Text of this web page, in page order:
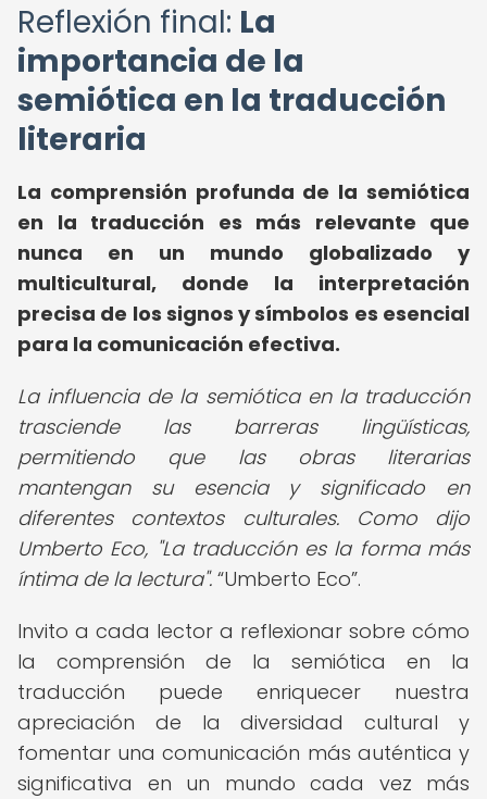
Reflexión final: La
importancia de la
semiótica en la traducción
literaria
La comprensión profunda de la semiótica
en la traducción es más relevante que
nunca en un mundo globalizado y
multicultural, donde la interpretación
precisa de los signos y símbolos es esencial
para la comunicación efectiva.
La influencia de la semiótica en la traducción
trasciende las barreras lingüísticas,
permitiendo que las obras literarias
mantengan su esencia y significado en
diferentes contextos culturales. Como dijo
Umberto Eco, "La traducción es la forma más
íntima de la lectura". Umberto Eco .
Invito a cada lector a reflexionar sobre cómo
la comprensión de la semiótica en la
traducción puede enriquecer nuestra
apreciación de la diversidad cultural y
fomentar una comunicación más auténtica y
significativa en un mundo cada vez más